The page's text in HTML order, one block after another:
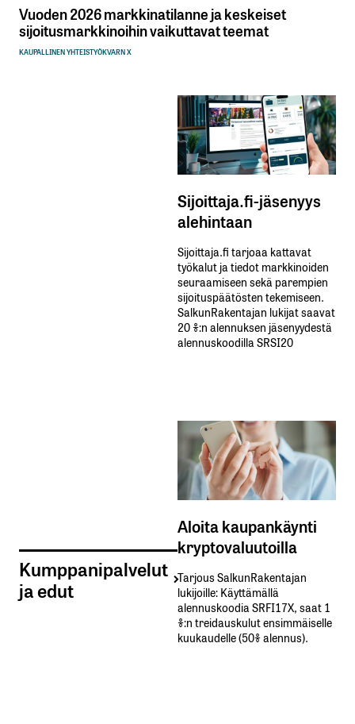
Vuoden 2026 markkinatilanne ja keskeiset
sijoitusmarkkinoihin vaikuttavat teemat
KAUPALLINEN YHTEISTYÖKVARN X
Kumppanipalvelut
ja edut
Sijoittaja.fi-jäsenyys
alehintaan
Sijoittaja.fi tarjoaa kattavat
työkalut ja tiedot markkinoiden
seuraamiseen sekä parempien
sijoituspäätösten tekemiseen.
SalkunRakentajan lukijat saavat
20 %:n alennuksen jäsenyydestä
alennuskoodilla SRSI20
Aloita kaupankäynti
kryptovaluutoilla
Tarjous SalkunRakentajan
lukijoille: Käyttämällä​ ​
alennuskoodia​ ​SRFI17X,​ ​saat​ ​1
%:n treidauskulut​ ​ensimmäiselle​ ​
kuukaudelle​ ​(50%​ ​alennus).